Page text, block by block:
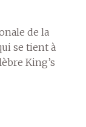
de la
se tient à
King’s